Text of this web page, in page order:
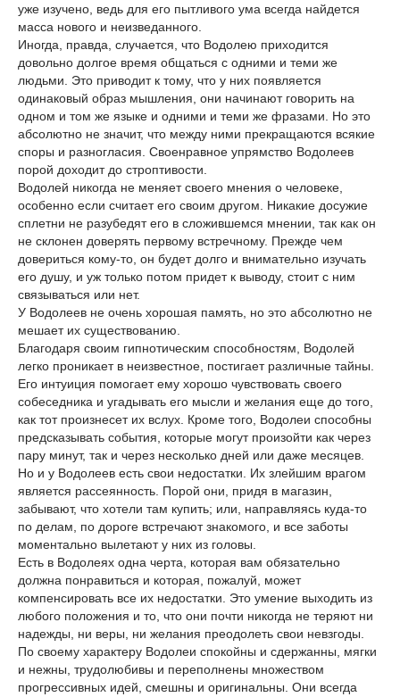
уже изучено, ведь для его пытливого ума всегда найдется
масса нового и неизведанного.
Иногда, правда, случается, что Водолею приходится
довольно долгое время общаться с одними и теми же
людьми. Это приводит к тому, что у них появляется
одинаковый образ мышления, они начинают говорить на
одном и том же языке и одними и теми же фразами. Но это
абсолютно не значит, что между ними прекращаются всякие
споры и разногласия. Своенравное упрямство Водолеев
порой доходит до строптивости.
Водолей никогда не меняет своего мнения о человеке,
особенно если считает его своим другом. Никакие досужие
сплетни не разубедят его в сложившемся мнении, так как он
не склонен доверять первому встречному. Прежде чем
довериться кому-то, он будет долго и внимательно изучать
его душу, и уж только потом придет к выводу, стоит с ним
связываться или нет.
У Водолеев не очень хорошая память, но это абсолютно не
мешает их существованию.
Благодаря своим гипнотическим способностям, Водолей
легко проникает в неизвестное, постигает различные тайны.
Его интуиция помогает ему хорошо чувствовать своего
собеседника и угадывать его мысли и желания еще до того,
как тот произнесет их вслух. Кроме того, Водолеи способны
предсказывать события, которые могут произойти как через
пару минут, так и через несколько дней или даже месяцев.
Но и у Водолеев есть свои недостатки. Их злейшим врагом
является рассеянность. Порой они, придя в магазин,
забывают, что хотели там купить; или, направляясь куда-то
по делам, по дороге встречают знакомого, и все заботы
моментально вылетают у них из головы.
Есть в Водолеях одна черта, которая вам обязательно
должна понравиться и которая, пожалуй, может
компенсировать все их недостатки. Это умение выходить из
любого положения и то, что они почти никогда не теряют ни
надежды, ни веры, ни желания преодолеть свои невзгоды.
По своему характеру Водолеи спокойны и сдержанны, мягки
и нежны, трудолюбивы и переполнены множеством
прогрессивных идей, смешны и оригинальны. Они всегда